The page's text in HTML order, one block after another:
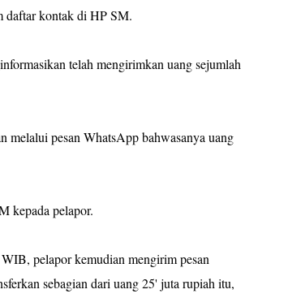
daftar kontak di HP SM.
telah mengirimkan uang sejumlah
pesan WhatsApp bahwasanya uang
kepada pelapor.
pelapor kemudian mengirim pesan
sebagian dari uang 25' juta rupiah itu,